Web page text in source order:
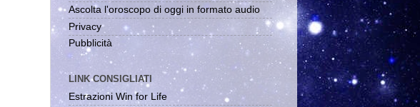
Ascolta l'oroscopo di oggi in formato audio
Privacy
Pubblicità
LINK CONSIGLIATI
Estrazioni Win for Life